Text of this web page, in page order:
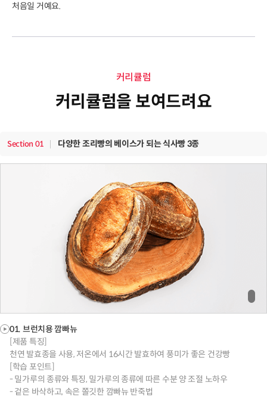
처음일 거예요.
커리큘럼
커리큘럼을 보여드려요
Section 01 다양한 조리빵의 베이스가 되는 식사빵 3종
01. 브런치용 깜빠뉴
[제품 특징]
천연 발효종을 사용, 저온에서 16시간 발효하여 풍미가 좋은 건강빵
[학습 포인트]
- 밀가루의 종류와 특징, 밀가루의 종류에 따른 수분 양 조절 노하우
- 겉은 바삭하고, 속은 쫄깃한 깜빠뉴 반죽법